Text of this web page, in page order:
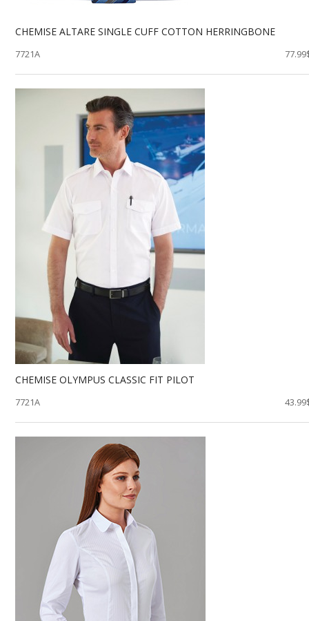
CHEMISE ALTARE SINGLE CUFF COTTON HERRINGBONE
7721A
CHEMISE OLYMPUS CLASSIC FIT PILOT
7721A